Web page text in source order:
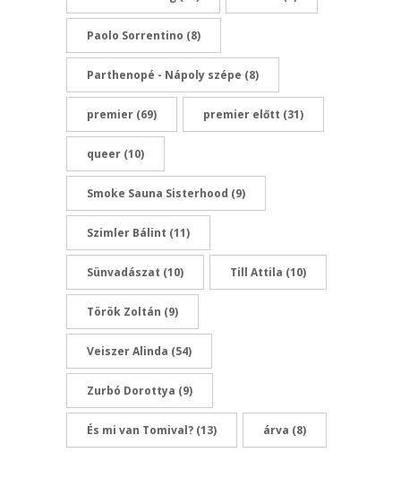
Paolo Sorrentino (8)
Parthenopé - Nápoly szépe (8)
premier (69) premier előtt (31)
queer (10)
Smoke Sauna Sisterhood (9)
Szimler Bálint (11)
Sünvadászat (10) Till Attila (10)
Török Zoltán (9)
Veiszer Alinda (54)
Zurbó Dorottya (9)
És mi van Tomival? (13) árva (8)